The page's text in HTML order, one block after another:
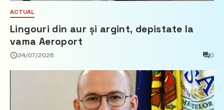
ACTUAL
Lingouri din aur și argint, depistate la
vama Aeroport
24/07/2026 0